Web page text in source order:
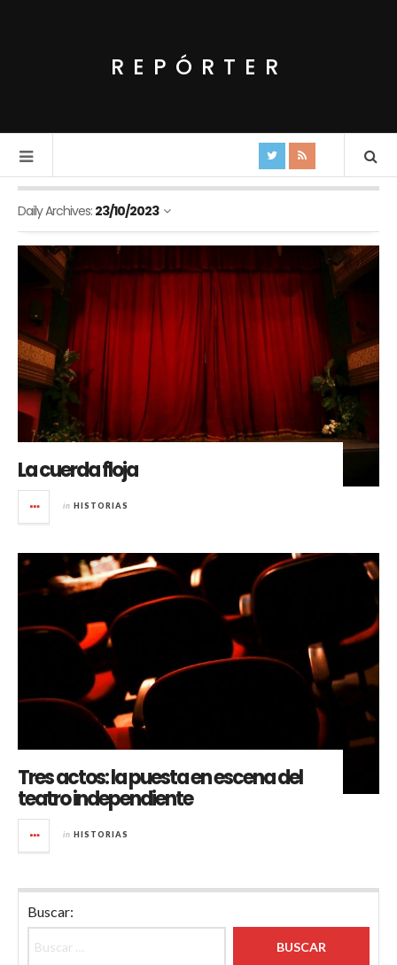
REPÓRTER
Daily Archives: 23/10/2023
La cuerda floja
in HISTORIAS
Tres actos: la puesta en escena del
teatro independiente
in HISTORIAS
Buscar: